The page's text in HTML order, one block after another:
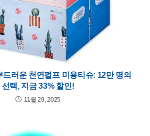
드러운 천연펄프 미용티슈: 12만 명의
선택, 지금 33% 할인!
11월 29, 2025